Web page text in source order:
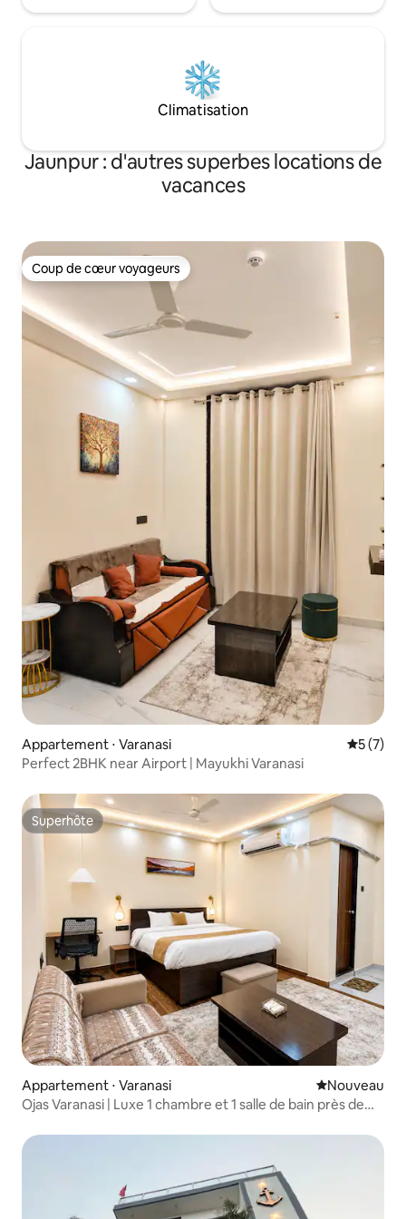
Climatisation
Jaunpur : d'autres superbes locations de
vacances
Coup de cœur voyageurs
Coup de cœur voyageurs
Appartement ⋅ Varanasi
5 (7)
Perfect 2BHK near Airport | Mayukhi Varanasi
Superhôte
Superhôte
Appartement ⋅ Varanasi Nouvel
Nouveau
Ojas Varanasi | Luxe 1 chambre et 1 salle de bain près de